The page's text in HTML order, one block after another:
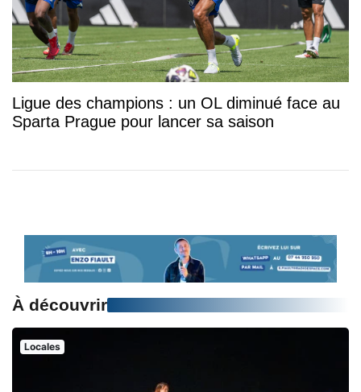
Ligue des champions : un OL diminué face au
Sparta Prague pour lancer sa saison
À découvrir
Locales